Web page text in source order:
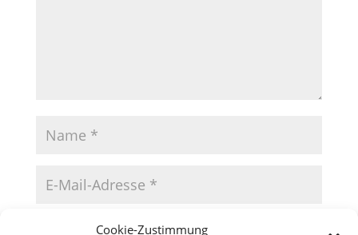
Cookie-Zustimmung